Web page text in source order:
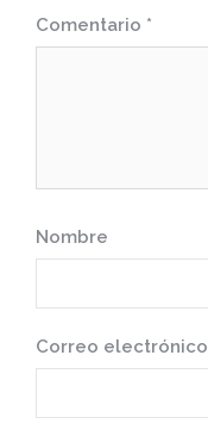
Comentario *
Nombre
Correo electrónico